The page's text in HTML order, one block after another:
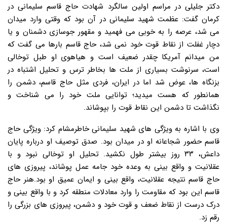
دکتر جلیلی در مراسم اولین سالگرد شهادت حاج قاسم سلیمانی در
کرمان گفت: عظمت شهید سلیمانی در آن بود که وقتی وارد میدان
می شد، عرصه را به خوبی می فهمید و مقهور جوسازی دشمنان و یا
دچار غفلت از نقاط قوت خود نمی شد، حاج قاسم بارها می گفت که
من میدانم آمریکا چقدر ضعیف است و هیاهوی او طبل توخالی
است، سرنوشت بسیاری از ملت ها بخاطر ترس و تحلیل اشتباه در
بزنگاه ها، عوض شد اما در ایران، فردی مثل حاج قاسم، دشمن را
همانطور که هست میدید؛ توانایی ملت خود را می شناخت و
نگذاشت تا دشمن این نقاط قوت را بپوشاند.
وی با اشاره به ویژگی های شهید سلیمانی خاطرمشام کرد: ویژگی حاج
قاسم حضور شجاعانه او در میدان بود. صدق توصیف او درباره پایان
داعش، ۳۳ روز بیشتر طول نکشید. تحلیل او توخالی نبود و با
عقلانیت و واقع بینی به وعده خود جامه عمل پوشاند، پیروزی های
حاج قاسم نتیجه عقلانیت، واقع بینی و ایمان عمیق او بود.هنر حاج
قاسم این بود که مقاومت را وارد معادلات منطقه کرد و با واقع بینی و
درک درست از نقاط ضعف و قوت خود و دشمن، پیروزی های بزرگی را
رقم زد.